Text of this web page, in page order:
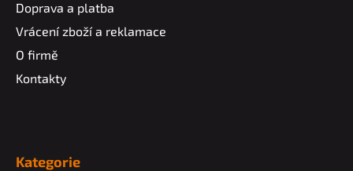
Doprava a platba
Vrácení zboží a reklamace
O firmě
Kontakty
Kategorie